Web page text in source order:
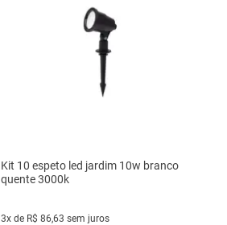
Kit 10 espeto led jardim 10w branco
quente 3000k
3x de R$ 86,63 sem juros